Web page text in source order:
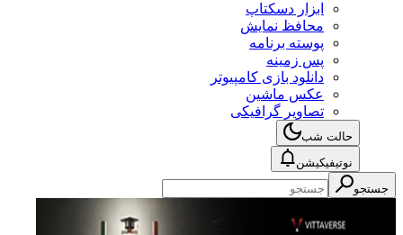
ابزار دسکتاپ
محافظ نمایش
پوسته برنامه
پس زمینه
دانلود بازی کامپیوتر
عکس ماشین
تصاویر گرافیکی
حالت شب
نوتیفیکیشن
جستجو